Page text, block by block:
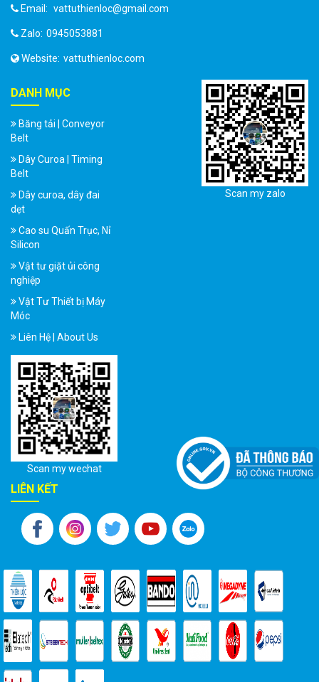
Email: vattuthienloc@gmail.com
Zalo: 0945053881
Website: vattuthienloc.com
DANH MỤC
Băng tải | Conveyor
Belt
Dây Curoa | Timing
Belt
Dây curoa, dây đai
dẹt
Cao su Quấn Trục, Nỉ
Silicon
Vật tư giặt ủi công
nghiệp
Vật Tư Thiết bị Máy
Móc
Liên Hệ | About Us
Scan my zalo
Scan my wechat
LIÊN KẾT